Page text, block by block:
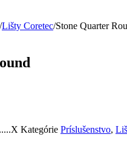
/Lišty Coretec/Stone Quarter
Kategórie Príslušenstvo,